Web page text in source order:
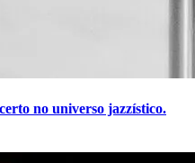
no universo jazzístico.